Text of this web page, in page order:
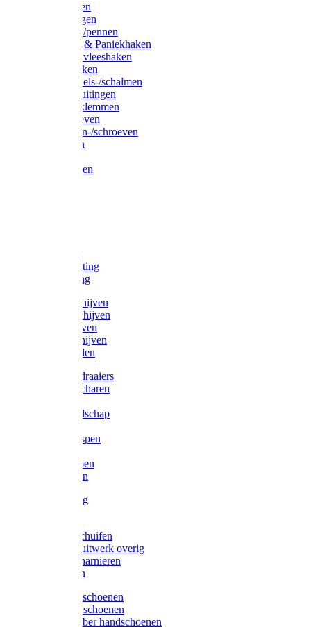
Sleutelringen
Gelaste ringen
Borgveren-/pennen
Musketons & Paniekhaken
S-haken & vleeshaken
Karabijnhaken
Noodschakels-/schalmen
Harp-/D-sluitingen
Staaldraadklemmen
Spanschroeven
Ringmoeren-/schroeven
Puntkousen
Aanlegringen
Voetketting
Scheepsketting
Victorketting
Afbraamschijven
Doorslijpschijven
Lamelschijven
Diamantschijven
Laselektroden
Schroevendraaiers
Tangen / Scharen
Meetgereedschap
Vijlen / Raspen
Lijmklemmen
Waterpassen
Bouwbeslag
Grendels/schuifen
Hang en sluitwerk overig
Hengen/scharnieren
Scharnieren
Latex handschoenen
Leren handschoenen
PVC / Rubber handschoenen